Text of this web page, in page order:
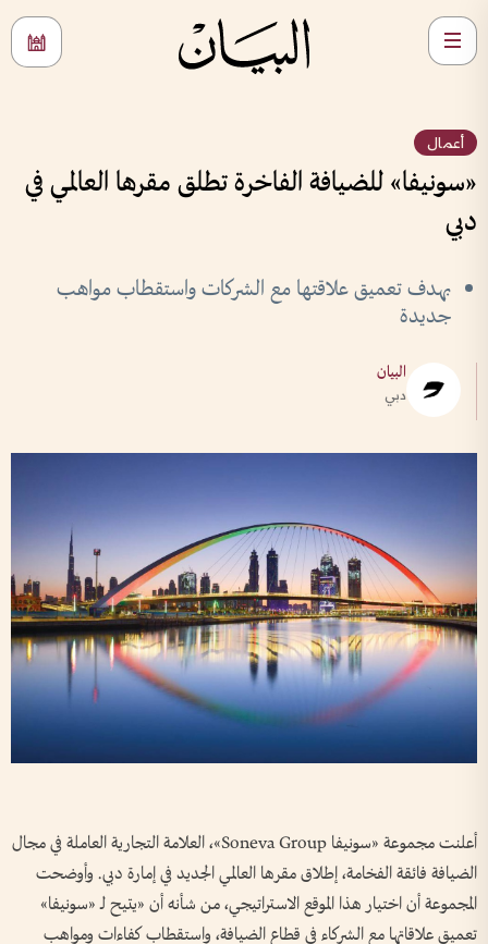
أعمال
«سونيفا» للضيافة الفاخرة تطلق مقرها العالمي في
دبي
بهدف تعميق علاقتها مع الشركات واستقطاب مواهب
جديدة
البيان
دبي
أعلنت مجموعة «سونيفا Soneva Group»، العلامة التجارية العاملة في مجال
الضيافة فائقة الفخامة، إطلاق مقرها العالمي الجديد في إمارة دبي. وأوضحت
المجموعة أن اختيار هذا الموقع الاستراتيجي، من شأنه أن «يتيح لـ «سونيفا»
تعميق علاقاتها مع الشركاء في قطاع الضيافة، واستقطاب كفاءات ومواهب